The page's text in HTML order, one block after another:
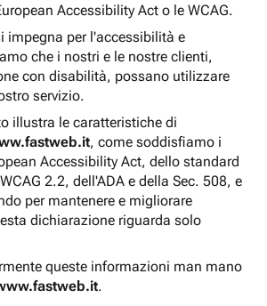
Accessibility Act o le WCAG.
impegna per l'accessibilità e
che i nostri e le nostre clienti,
con disabilità, possano utilizzare
servizio.
illustra le caratteristiche di
, come soddisfiamo i
Accessibility Act, dello standard
2.2, dell'ADA e della Sec. 508, e
per mantenere e migliorare
dichiarazione riguarda solo
queste informazioni man mano
.